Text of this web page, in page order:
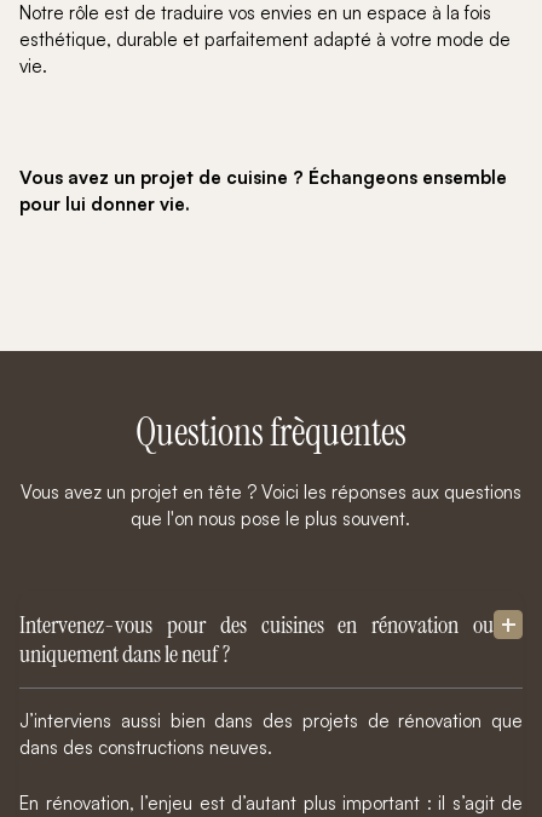
Notre rôle est de traduire vos envies en un espace à la fois
esthétique, durable et parfaitement adapté à votre mode de
vie.
Vous avez un projet de cuisine ? Échangeons ensemble
pour lui donner vie.
Questions frèquentes
Vous avez un projet en tête ? Voici les réponses aux questions
que l'on nous pose le plus souvent.
Intervenez-vous pour des cuisines en rénovation ou
uniquement dans le neuf ?
J’interviens aussi bien dans des projets de rénovation que
dans des constructions neuves.
En rénovation, l’enjeu est d’autant plus important : il s’agit de